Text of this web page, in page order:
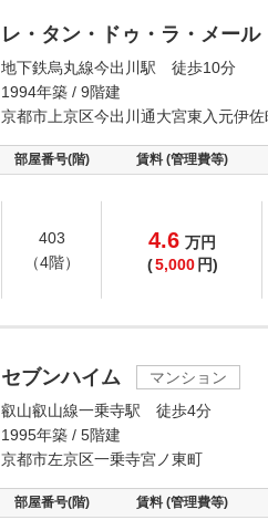
レ・タン・ドゥ・ラ・メー
地下鉄烏丸線今出川駅 徒歩10分
1994年築 / 9階建
京都市上京区今出川通大宮東入元伊佐
部屋番号(階) 賃料 (管理費等)
403
（4階）
4.6 万円
(5,000 円)
セブンハイム
マンション
叡山叡山線一乗寺駅 徒歩4分
1995年築 / 5階建
京都市左京区一乗寺宮ノ東町
部屋番号(階) 賃料 (管理費等)